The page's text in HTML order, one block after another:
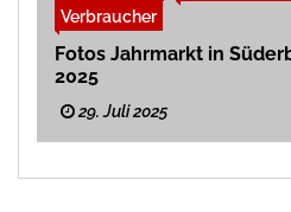
Verbraucher
Fotos Jahrmarkt in
2025
29. Juli 2025